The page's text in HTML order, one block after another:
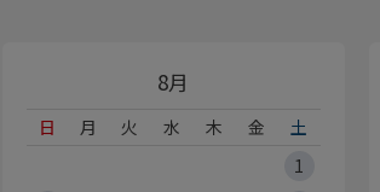
8月
日 月 火 水 木 金
土
1